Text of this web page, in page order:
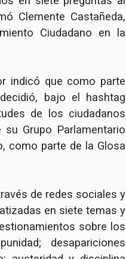
Clemente Castañeda,
Ciudadano en la
indicó que como parte
bajo el hashtag
de los ciudadanos
Grupo Parlamentario
como parte de la Glosa
de redes sociales y
en siete temas y
sobre los
desapariciones